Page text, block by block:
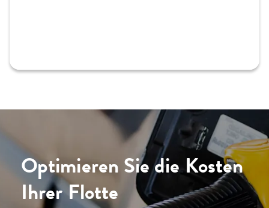
Optimieren Sie die Kosten
Ihrer Flotte